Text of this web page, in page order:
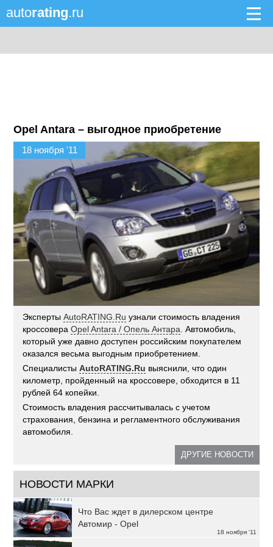
autorating.ru
Opel Antara – выгодное приобретение
18 ноября '11
ЭкспертыAutoRATING.Ru узнали стоимость владения
кроссовераOpel Antara / Опель Антара . Автомобиль,
который уже давно доступен российским покупателем
оказался весьма выгодным приобретением.
СпециалистыAutoRATING.Ru выяснили, что один
километр, пройденный на кроссовере, обходится в 11
рублей 64 копейки.
Стоимость владения рассчитывалась с учетом
страхования, бензина и регламентного обслуживания
автомобиля.
ДРУГИЕ НОВОСТИ
НОВОСТИ МАРКИ
18 ноября '11
Что Вас ждет в дилерском центре
Автомир - Opel